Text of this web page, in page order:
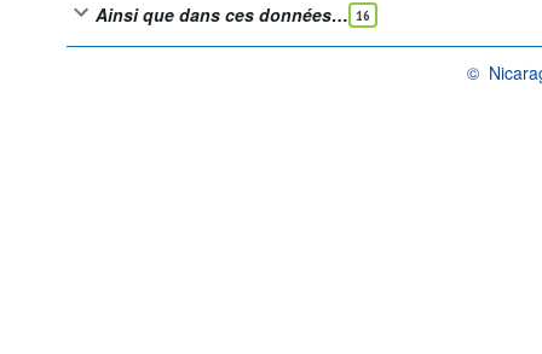
Ainsi que dans ces données… 16
©